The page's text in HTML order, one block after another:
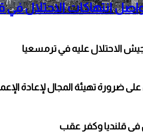
انتهاكات الاحتلال
الاحتلال عليه في ترمسعيا
ضرورة تهيئة المجال لإعادة
في قلنديا وكفر عقب